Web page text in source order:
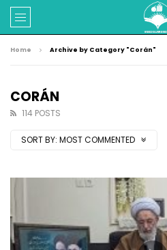
Home Archive by Category "Corán"
CORÁN
114 POSTS
SORT BY: MOST COMMENTED